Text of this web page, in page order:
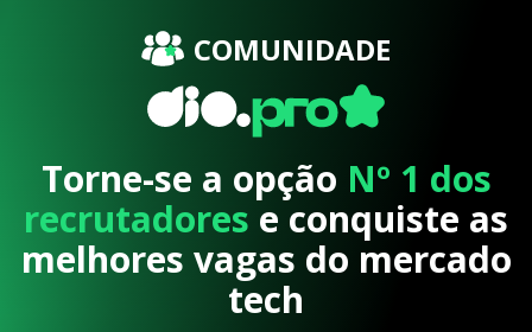
COMUNIDADE
Torne-se a opção Nº 1 dos
recrutadores e conquiste as
melhores vagas do mercado
tech